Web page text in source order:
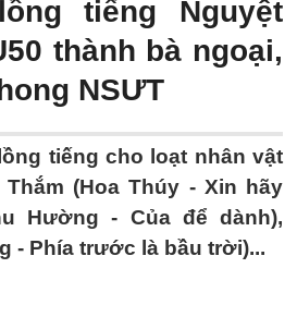
tiếng Nguyệt
thành bà ngoại,
NSƯT
tiếng cho loạt nhân vật
(Hoa Thúy - Xin hãy
Hường - Của để dành),
- Phía trước là bầu trời)...